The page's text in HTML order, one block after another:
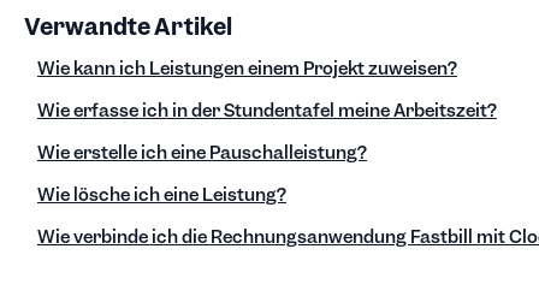
Verwandte Artikel
Wie kann ich Leistungen einem Projekt zuweisen?
Wie erfasse ich in der Stundentafel meine Arbeitszeit?
Wie erstelle ich eine Pauschalleistung?
Wie lösche ich eine Leistung?
Wie verbinde ich die Rechnungsanwendung Fastbill mit